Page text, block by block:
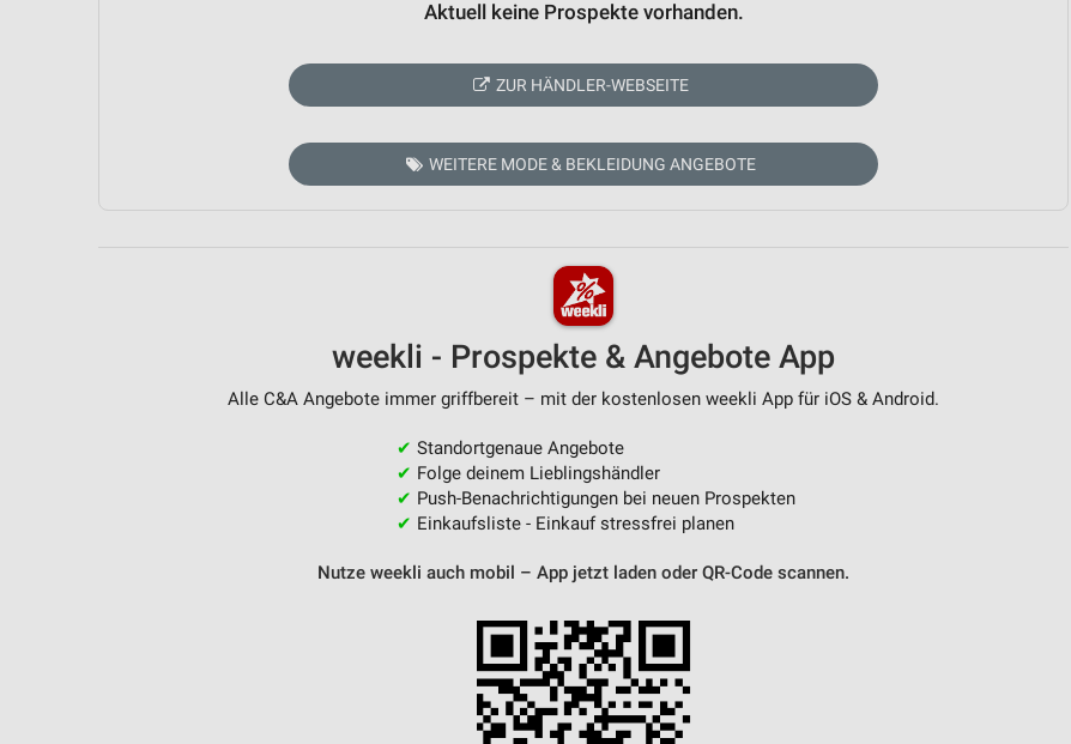
Aktuell keine Prospekte vorhanden.
ZUR HÄNDLER-WEBSEITE
WEITERE MODE & BEKLEIDUNG ANGEBOTE
weekli - Prospekte & Angebote App
Alle C&A Angebote immer griffbereit – mit der kostenlosen weekli App für iOS & Android.
✔ Standortgenaue Angebote
✔ Folge deinem Lieblingshändler
✔ Push-Benachrichtigungen bei neuen Prospekten
✔ Einkaufsliste - Einkauf stressfrei planen
Nutze weekli auch mobil – App jetzt laden oder QR-Code scannen.